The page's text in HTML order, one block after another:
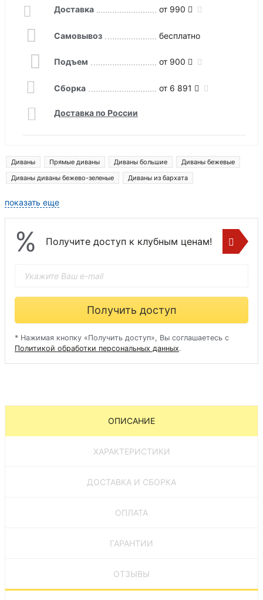
Доставка от 990
Самовывоз бесплатно
Подъем от 900
Сборка от 6 891
Доставка по России
Диваны Прямые диваны Диваны большие
Диваны бежевые
Диваны диваны бежево-зеленые
Диваны из бархата
Диваны лига модерн
показать еще
% Получите доступ к клубным ценам!
Получить доступ
* Нажимая кнопку «Получить доступ», Вы соглашаетесь с
Политикой обработки персональных данных.
ОПИСАНИЕ
ХАРАКТЕРИСТИКИ
ДОСТАВКА И СБОРКА
ОПЛАТА
ГАРАНТИИ
ОТЗЫВЫ